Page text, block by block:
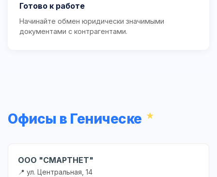
Готово к работе
Начинайте обмен юридически значимыми
документами с контрагентами.
Офисы в Геническе
ООО "СМАРТНЕТ"
📍 ул. Центральная, 14